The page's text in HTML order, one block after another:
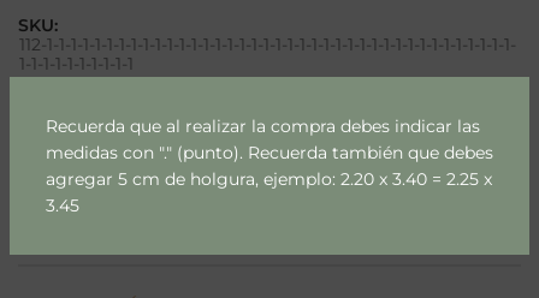
Recuerda que al realizar la compra debes indicar las
medidas con "." (punto). Recuerda también que debes
agregar 5 cm de holgura, ejemplo: 2.20 x 3.40 = 2.25 x
3.45
SKU:
112-1-1-1-1-1-1-1-1-1-1-1-1-1-1-1-1-1-1-1-1-1-1-1-1-1-1-1-1-1-1-1-1-1-1-1-1-1-1-1-
1-1-1-1-1-1-1-1-1-1
Etiquetas:japo Mil Murales, murales papel mural
papel mural japo , papel mural m2
Compartir